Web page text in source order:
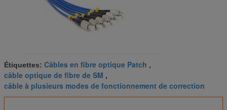
Étiquettes: Câbles en fibre optique Patch ,
câble optique de fibre de SM ,
câble à plusieurs modes de fonctionnement de correction